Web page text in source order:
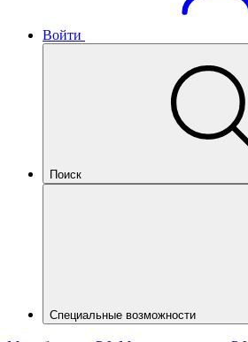
Войти
Поиск
Специальные возможности